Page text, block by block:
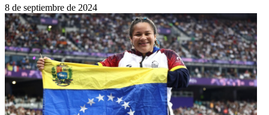
8 de septiembre de 2024